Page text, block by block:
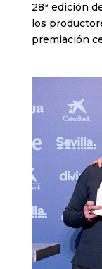
28ª edición
los
premiación